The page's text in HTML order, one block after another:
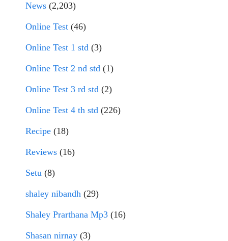
News (2,203)
Online Test (46)
Online Test 1 std (3)
Online Test 2 nd std (1)
Online Test 3 rd std (2)
Online Test 4 th std (226)
Recipe (18)
Reviews (16)
Setu (8)
shaley nibandh (29)
Shaley Prarthana Mp3 (16)
Shasan nirnay (3)